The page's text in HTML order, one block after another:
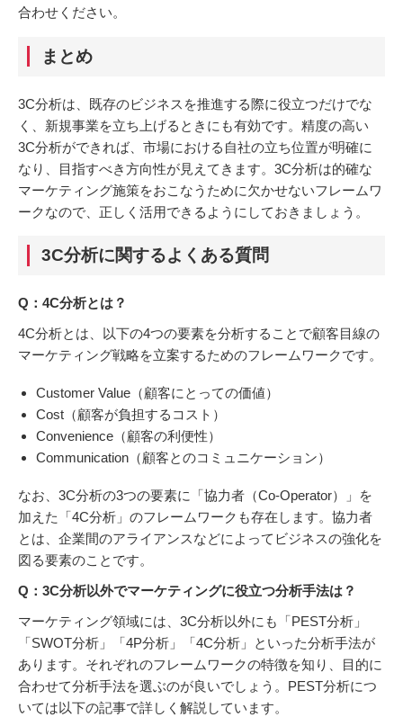
合わせください。
まとめ
3C分析は、既存のビジネスを推進する際に役立つだけでな
く、新規事業を立ち上げるときにも有効です。精度の高い
3C分析ができれば、市場における自社の立ち位置が明確に
なり、目指すべき方向性が見えてきます。3C分析は的確な
マーケティング施策をおこなうために欠かせないフレームワ
ークなので、正しく活用できるようにしておきましょう。
3C分析に関するよくある質問
Q：4C分析とは？
4C分析とは、以下の4つの要素を分析することで顧客目線の
マーケティング戦略を立案するためのフレームワークです。
Customer Value（顧客にとっての価値）
Cost（顧客が負担するコスト）
Convenience（顧客の利便性）
Communication（顧客とのコミュニケーション）
なお、3C分析の3つの要素に「協力者（Co-Operator）」を
加えた「4C分析」のフレームワークも存在します。協力者
とは、企業間のアライアンスなどによってビジネスの強化を
図る要素のことです。
Q：3C分析以外でマーケティングに役立つ分析手法は？
マーケティング領域には、3C分析以外にも「PEST分析」
「SWOT分析」「4P分析」「4C分析」といった分析手法が
あります。それぞれのフレームワークの特徴を知り、目的に
合わせて分析手法を選ぶのが良いでしょう。PEST分析につ
いては以下の記事で詳しく解説しています。